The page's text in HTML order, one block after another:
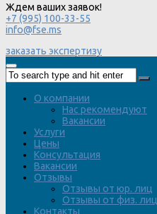
Ждем ваших заявок!
+7 (995) 100-33-55
info@fse.ms
заказать экспертизу
О компании
Нас рекомендуют
Вакансии
Услуги
Цены
Консультация
Вакансии
Отзывы
Отзывы от юр. лиц
Отзывы от физ. лиц
Контакты